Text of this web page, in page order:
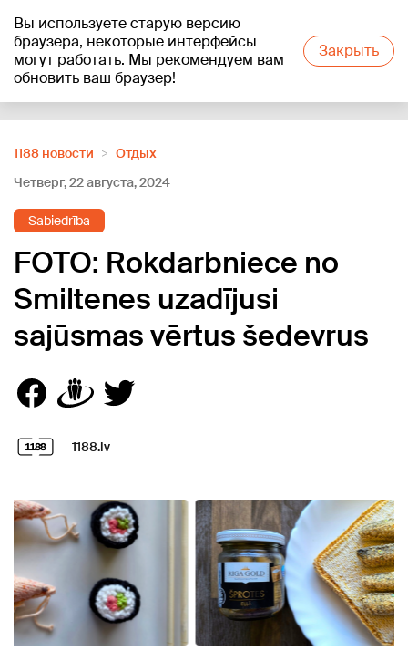
Вы используете старую версию
браузера, некоторые интерфейсы
могут работать. Мы рекомендуем вам
обновить ваш браузер!
Закрыть
+22°C
1188 новости
Отдых
Четверг, 22 августа, 2024
Sabiedrība
FOTO: Rokdarbniece no
Smiltenes uzadījusi
sajūsmas vērtus šedevrus
1188.lv